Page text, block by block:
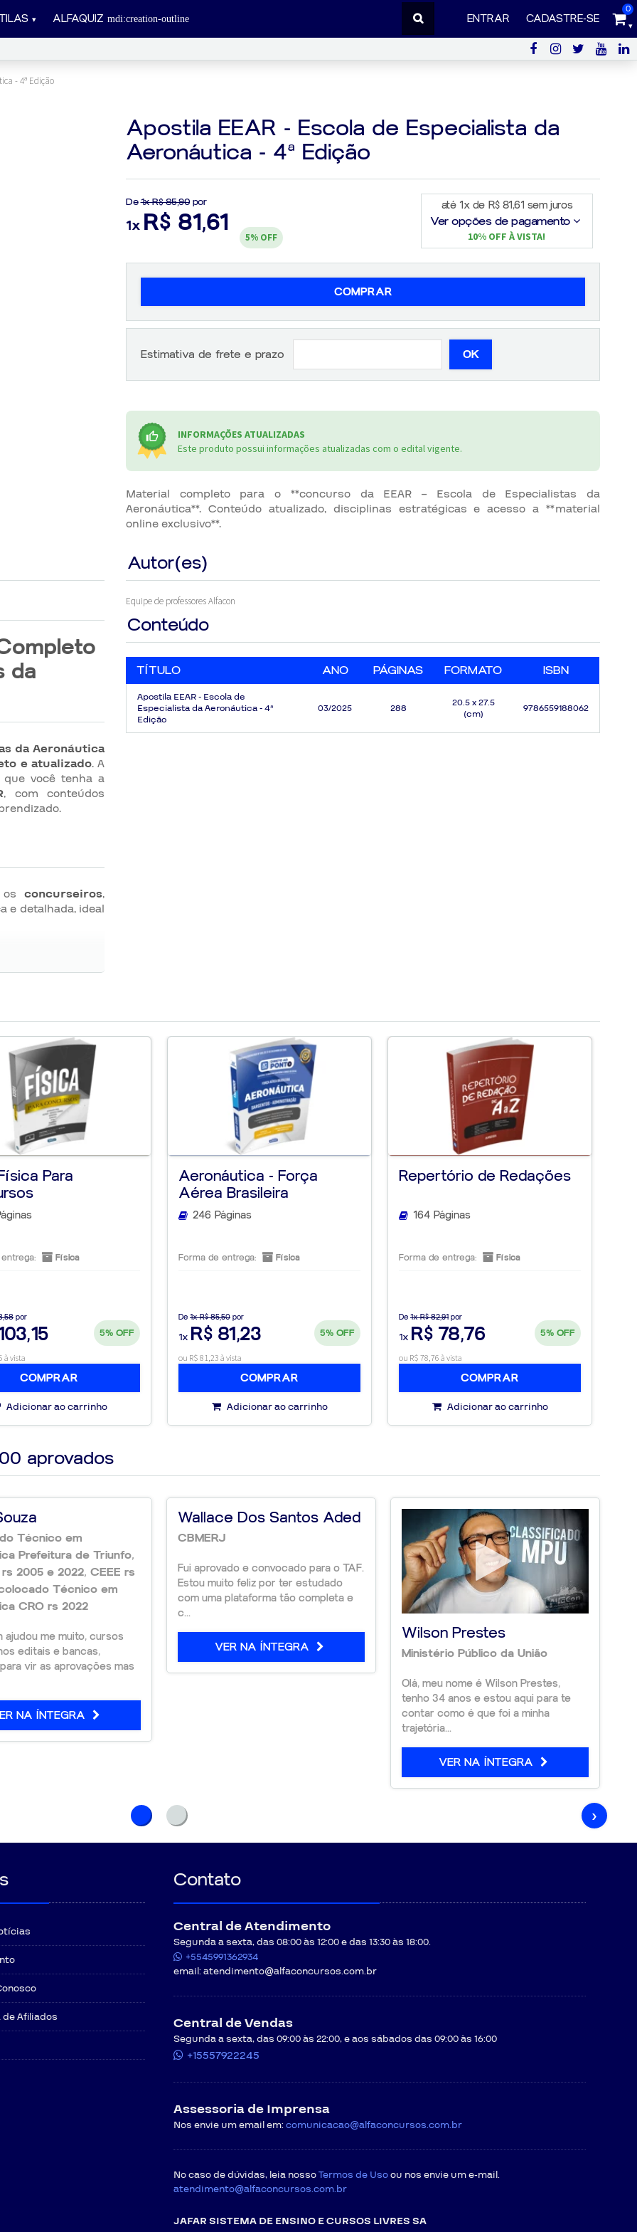
0
ENTRAR CADASTRE-SE
ALFAQUIZ
- 4ª Edição
Apostila EEAR - Escola de Especialista da
Aeronáutica - 4ª Edição
De 1x R$ 85,90 por
1x R$ 81,61
5% OFF
até 1x de R$ 81,61 sem juros
Ver opções de pagamento
10% OFF À VISTA!
COMPRAR
Estimativa de frete e prazo OK
INFORMAÇÕES ATUALIZADAS
Este produto possui informações atualizadas com o edital vigente.
Material completo para o **concurso da EEAR – Escola de Especialistas da
Aeronáutica**. Conteúdo atualizado, disciplinas estratégicas e acesso a **material
online exclusivo**.
da
da Aeronáutica
e atualizado. A
você tenha a
, com conteúdos
osconcurseiros,
e detalhada, ideal
eficaz
para oconcurso
online para um
livro para acessar
conquiste
exigidos e
da Escola de
material mais
Autor(es)
Equipe de professores Alfacon
Conteúdo
TÍTULO ANO PÁGINAS FORMATO ISBN
Apostila EEAR - Escola de
Especialista da Aeronáutica - 4ª
Edição
03/2025 288
20.5 x 27.5
(cm)
9786559188062
Para
Física
por
5% OFF
à vista
COMPRAR
Adicionar ao carrinho
Aeronáutica - Força
Aérea Brasileira
246 Páginas
Forma de entrega: Física
De 1x R$ 85,50 por
1x R$ 81,23 5% OFF
ou R$ 81,23 à vista
COMPRAR
Adicionar ao carrinho
Repertório de Redações
164 Páginas
Forma de entrega: Física
De 1x R$ 82,91 por
1x R$ 78,76 5% OFF
ou R$ 78,76 à vista
COMPRAR
Adicionar ao carrinho
aprovados
Técnico em
Prefeitura de Triunfo,
rs 2005 e 2022, CEEE rs
Técnico em
CRO rs 2022
ajudou me muito, cursos
editais e bancas,
vir as aprovações mas
NA ÍNTEGRA
Wallace Dos Santos Aded
CBMERJ
Fui aprovado e convocado para o TAF.
Estou muito feliz por ter estudado
com uma plataforma tão completa e
c...
VER NA ÍNTEGRA
Wilson Prestes
Ministério Público da União
Olá, meu nome é Wilson Prestes,
tenho 34 anos e estou aqui para te
contar como é que foi a minha
trajetória...
VER NA ÍNTEGRA
›
Afiliados
Contato
Central de Atendimento
Segunda a sexta, das 08:00 às 12:00 e das 13:30 às 18:00.
+5545991362934
email:atendimento@alfaconcursos.com.br
Central de Vendas
Segunda a sexta, das 09:00 às 22:00, e aos sábados das 09:00 às 16:00
+15557922245
Assessoria de Imprensa
Nos envie um email em:comunicacao@alfaconcursos.com.br
No caso de dúvidas, leia nossoTermos de Usoou nos envie um e-mail.
atendimento@alfaconcursos.com.br
JAFAR SISTEMA DE ENSINO E CURSOS LIVRES SA